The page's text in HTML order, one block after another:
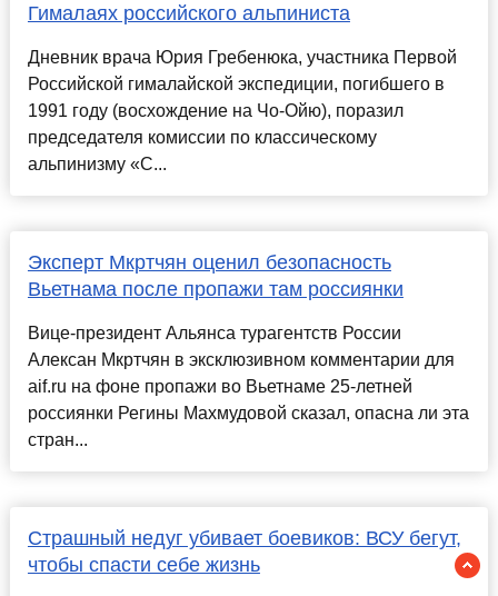
Гималаях российского альпиниста
Дневник врача Юрия Гребенюка, участника Первой
Российской гималайской экспедиции, погибшего в
1991 году (восхождение на Чо-Ойю), поразил
председателя комиссии по классическому
альпинизму «С...
Эксперт Мкртчян оценил безопасность
Вьетнама после пропажи там россиянки
Вице-президент Альянса турагентств России
Алексан Мкртчян в эксклюзивном комментарии для
aif.ru на фоне пропажи во Вьетнаме 25-летней
россиянки Регины Махмудовой сказал, опасна ли эта
стран...
Страшный недуг убивает боевиков: ВСУ бегут,
чтобы спасти себе жизнь